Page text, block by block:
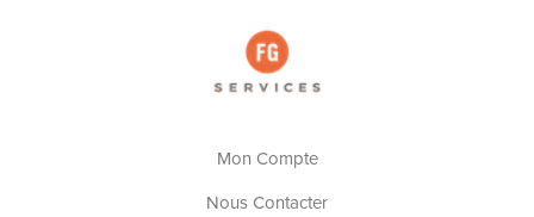
Mon Compte
Nous Contacter